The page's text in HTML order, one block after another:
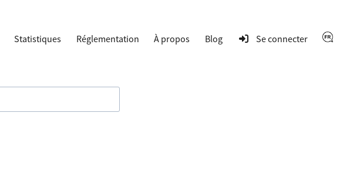
Statistiques Réglementation À propos Blog Se connecter